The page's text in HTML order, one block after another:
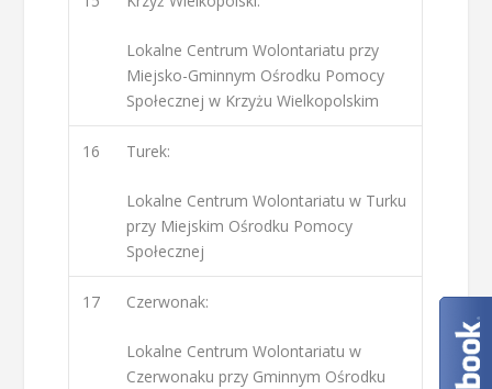
Lokalne Centrum Wolontariatu przy
Miejsko-Gminnym Ośrodku Pomocy
Społecznej w Krzyżu Wielkopolskim
16 Turek:
Lokalne Centrum Wolontariatu w Turku
przy Miejskim Ośrodku Pomocy
Społecznej
17 Czerwonak:
Lokalne Centrum Wolontariatu w
Czerwonaku przy Gminnym Ośrodku